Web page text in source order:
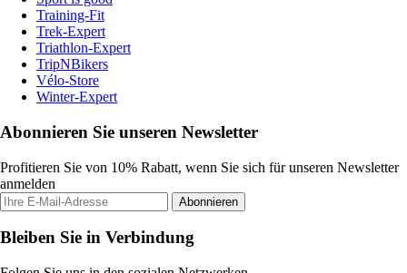
Training-Fit
Trek-Expert
Triathlon-Expert
TripNBikers
Vélo-Store
Winter-Expert
Abonnieren Sie unseren Newsletter
Profitieren Sie von 10% Rabatt, wenn Sie sich für unseren Newsletter
anmelden
Abonnieren
Bleiben Sie in Verbindung